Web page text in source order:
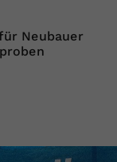
Neubauer